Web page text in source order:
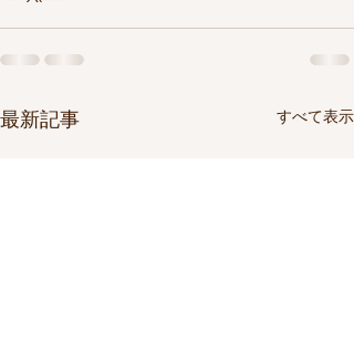
最新記事 すべて表示